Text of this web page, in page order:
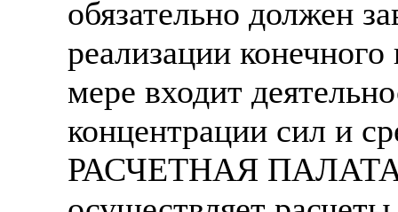
обязательно должен
реализации
мере входит
концентрации сил и
РАСЧЕТНАЯ ПАЛАТА